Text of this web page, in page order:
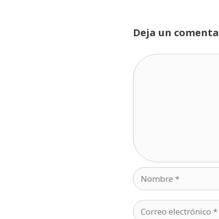
Deja un
Comentario
Nombre
Correo